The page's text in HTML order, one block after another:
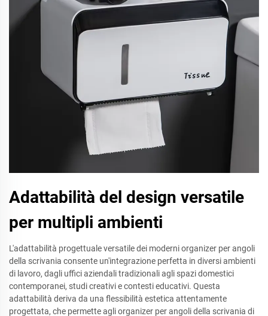
Adattabilità del design versatile
per multipli ambienti
L'adattabilità progettuale versatile dei moderni organizer per angoli
della scrivania consente un'integrazione perfetta in diversi ambienti
di lavoro, dagli uffici aziendali tradizionali agli spazi domestici
contemporanei, studi creativi e contesti educativi. Questa
adattabilità deriva da una flessibilità estetica attentamente
progettata, che permette agli organizer per angoli della scrivania di